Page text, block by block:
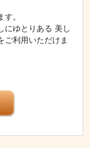
。
にゆとりある 美し
ご利用いただけま